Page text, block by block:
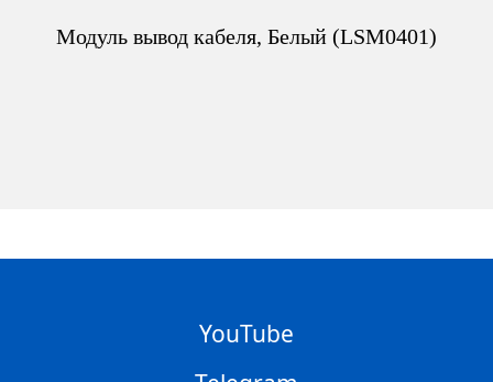
Модуль вывод кабеля, Белый (LSM0401)
YouTube